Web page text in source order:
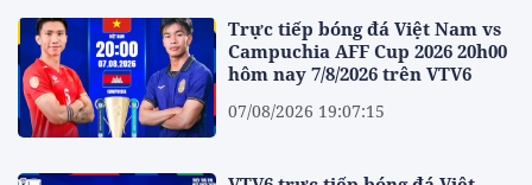
Trực tiếp bóng đá Việt Nam vs
Campuchia AFF Cup 2026 20h00
hôm nay 7/8/2026 trên VTV6
07/08/2026 19:07:15